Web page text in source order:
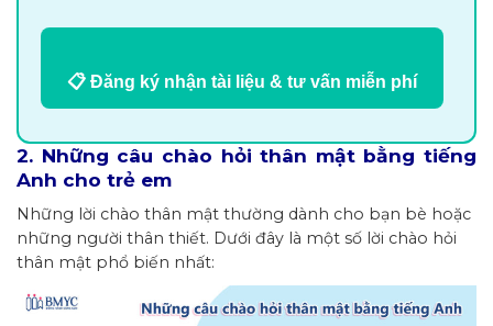
📋 Đăng ký nhận tài liệu & tư vấn miễn phí
2. Những câu chào hỏi thân mật bằng tiếng
Anh cho trẻ em
Những lời chào thân mật thường dành cho bạn bè hoặc
những người thân thiết. Dưới đây là một số lời chào hỏi
thân mật phổ biến nhất: